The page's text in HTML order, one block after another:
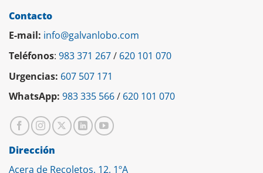
Contacto
E-mail: info@galvanlobo.com
Teléfonos: 983 371 267/ 620 101 070
Urgencias: 607 507 171
WhatsApp: 983 335 566/ 620 101 070
Dirección
Acera de Recoletos, 12, 1ºA